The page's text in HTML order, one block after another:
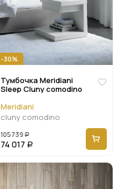
-30%
Тумбочка Meridiani
Sleep Cluny comodino
Meridiani
cluny comodino
105 739 Р
74 017 Р